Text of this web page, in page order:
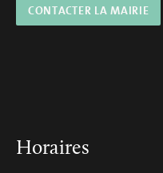
CONTACTER LA MAIRIE
Horaires